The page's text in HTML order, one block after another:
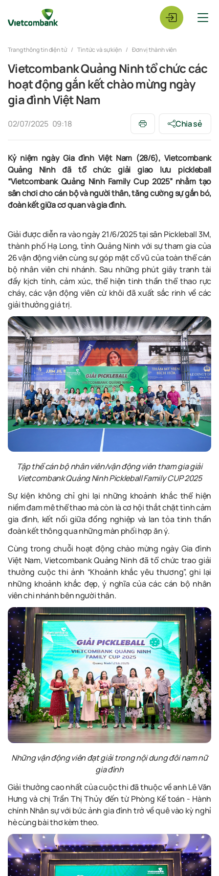
Trang thông tin điện tử Tin tức và sự kiện Đơn vị thành viên
Vietcombank Quảng Ninh tổ chức các
hoạt động gắn kết chào mừng ngày
gia đình Việt Nam
02/07/2025 09:18 Chia sẻ
Kỷ niệm ngày Gia đình Việt Nam (28/6),Vietcombank
Quảng Ninhđãtổ chứcgiảigiao lưu
pickleball
“Vietcombank Quảng Ninh Family Cup 2025” nhằm tạo
sân chơi cho cán bộ và người thân,tăng cường sự gắn bó,
đoàn kết giữacơ quanvà gia đình.
Giải được diễn ra vào ngày 21/6/2025 tại sân Pickleball 3M,
thành phố Hạ Long, tỉnh Quảng Ninh với sự tham gia của
26 vận động viên cùng sự góp mặt cổ vũ của toàn thể cán
bộ nhân viên chi nhánh. Sau những phút giây tranh tài
đầy kịch tính, cảm xúc, thể hiện tinh thần thể thao rực
cháy, các vận động viên cừ khôi đã xuất sắc rinh về các
giải thưởng giá trị.
Tập thểcán bộ nhân viên/vận động viên tham gia giải
Vietcombank Quảng Ninh Pickleball Family CUP 2025
Sự kiện không chỉ ghi lại những khoảnh khắc thể hiện
niềm đam mê thể thao mà còn là cơ hội thắt chặt tình cảm
gia đình, kết nối giữa đồng nghiệp và lan tỏa tinh thần
đoàn kết thông qua những màn phối hợp ăn ý.
Cùng trong chuỗi hoạt động chào mừng ngày Gia đình
Việt Nam, Vietcombank Quảng Ninh đãtổ chức trao giải
thưởng cuộc thi ảnh “Khoảnh khắc yêu thương”, ghi lại
những khoảnh khắc đẹp,ý nghĩa của các cán bộ nhân
viênchi nhánh bên người thân.
Những vận động viên đạt giải trong nội dung đôi nam nữ
gia đình
Giải thưởng cao nhất của cuộc thi đã thuộc về anh Lê Văn
Hưng và chị Trần Thị Thủy đến từ Phòng Kế toán - Hành
chính Nhân sự với bức ảnh gia đình trở về quê vào kỳ nghỉ
hè cùng bài thơkèm theo.